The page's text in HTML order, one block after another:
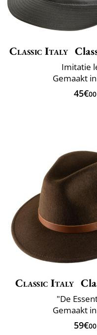
Classic Italy
Imitatie
Gemaakt
45€00
Classic Italy
"De
Gemaakt
59€00